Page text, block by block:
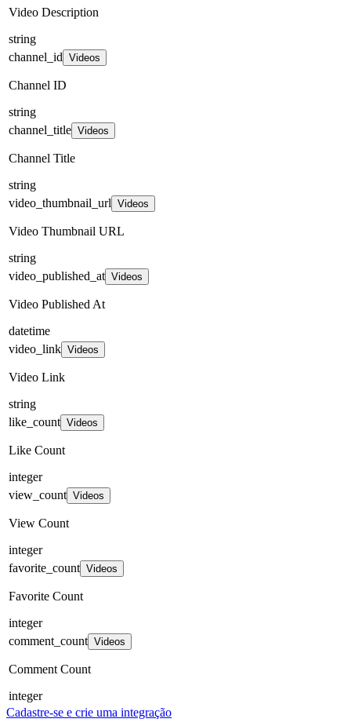
Video Description
string
channel_id Videos
Channel ID
string
channel_title Videos
Channel Title
string
video_thumbnail_url Videos
Video Thumbnail URL
string
video_published_at Videos
Video Published At
datetime
video_link Videos
Video Link
string
like_count Videos
Like Count
integer
view_count Videos
View Count
integer
favorite_count Videos
Favorite Count
integer
comment_count Videos
Comment Count
integer
Cadastre-se e crie uma integração